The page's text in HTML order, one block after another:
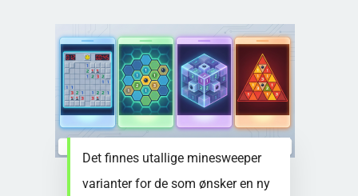
Det finnes utallige minesweeper
varianter for de som ønsker en ny